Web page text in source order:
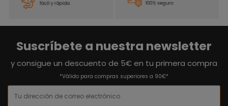
Suscríbete a nuestra newsletter
y consigue un descuento de 5€ en tu primera compra
*Válido para compras superiores a 90€*